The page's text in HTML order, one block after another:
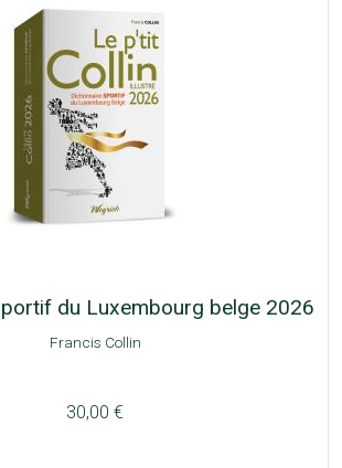
du Luxembourg belge 2026
Francis Collin
30,00 €